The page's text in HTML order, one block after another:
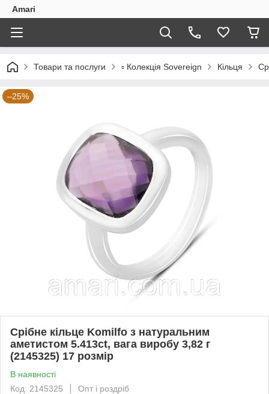
Amari
Товари та послуги ▫️ Колекція Sovereign Кільця
–25%
Срібне кільце Komilfo з натуральним
аметистом 5.413ct, вага виробу 3,82 г
(2145325) 17 розмір
В наявності
Код: 2145325
Опт і роздріб